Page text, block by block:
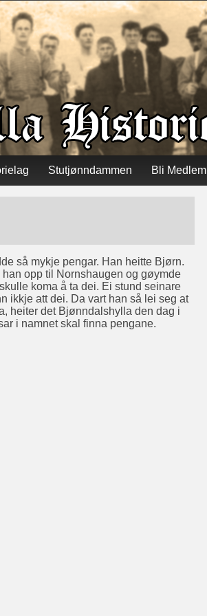
Stutjønndammen Bli Medlem
så mykje pengar. Han heitte Bjørn.
opp til Nornshaugen og gøymde
koma å ta dei. Ei stund seinare
ikkje att dei. Da vart han så lei seg at
heiter det Bjønndalshylla den dag i
i namnet skal finna pengane.